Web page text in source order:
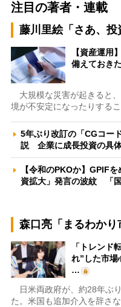
注目の著者・連載
藤川里絵「さあ、投
【資産運用
備えておき
大規模な災害が起きると
境が不安定になったりする
5年ぶり改訂の「CGコー
説 企業に成長投資の具
【令和のPKOか】GPIF
資拡大」発言の波紋 「
森口亮「まるわかり
「トレンド
れ”した市場
…
日米両政府が、約28年ぶ
た。米国も追加介入を辞さ